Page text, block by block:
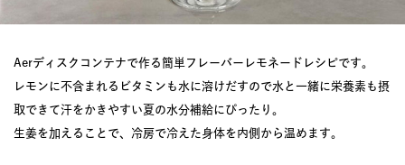
Aerディスクコンテナで作る簡単フレーバーレモネードレシピです。
レモンに不含まれるビタミンも水に溶けだすので水と一緒に栄養素も摂
取できて汗をかきやすい夏の水分補給にぴったり。
生姜を加えることで、冷房で冷えた身体を内側から温めます。